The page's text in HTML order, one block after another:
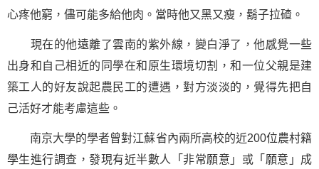
心疼他窮，儘可能多給他肉。當時他又黑又瘦，鬍子拉碴。
現在的他遠離了雲南的紫外線，變白淨了，他感覺一些
出身和自己相近的同學在和原生環境切割，和一位父親是建
築工人的好友說起農民工的遭遇，對方淡淡的，覺得先把自
己活好才能考慮這些。
南京大學的學者曾對江蘇省內兩所高校的近200位農村籍
學生進行調查，發現有近半數人「非常願意」或「願意」成